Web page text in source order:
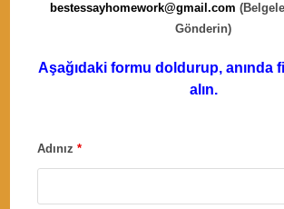
bestessayhomework@gmail.com
Gönderin)
Aşağıdaki formu doldurup, anında
alın.
Adınız*